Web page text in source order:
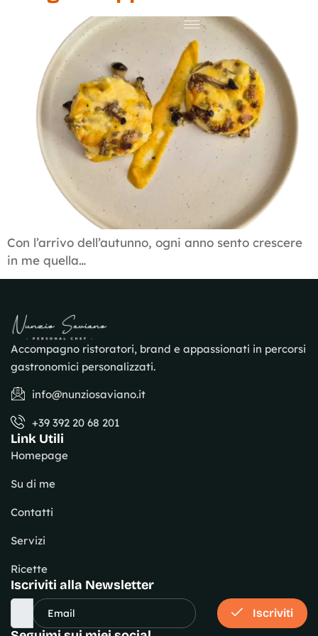
Con l’arrivo dell’autunno, ogni anno sento crescere
in me quella…
Accompagno ristoratori, brand e appassionati in percorsi
gastronomici personalizzati.
info@nunziosaviano.it
+39 392 20 68 201
Link Utili
Homepage
Su di me
Contatti
Servizi
Ricette
Iscriviti alla Newsletter
Iscriviti